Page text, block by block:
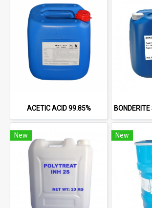
ACETIC ACID 99.85%
New New